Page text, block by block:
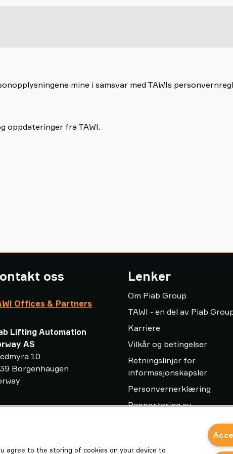
mine i samsvar med TAWIs
oppdateringer fra TAWI.
oss
Offices & Partners
Lifting Automation
AS
10
Borgenhaugen
no@piab.com
Lenker
Om Piab Group
TAWI - en del av Piab
Karriere
Vilkår og betingelser
Retningslinjer for
informasjonskapsler
Personvernerklæring
Rapportering av
Ordliste for vakuumløftere
Leverandorkodeks
agree to the storing of cookies on your device to